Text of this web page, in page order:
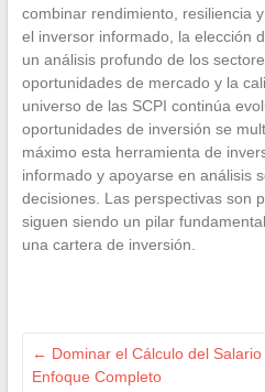
combinar rendimiento, resiliencia
el inversor informado, la elección
un análisis profundo de los
oportunidades de mercado y la
universo de las SCPI continúa
oportunidades de inversión se
máximo esta herramienta de
informado y apoyarse en análisis
decisiones. Las perspectivas son
siguen siendo un pilar
una cartera de inversión.
← Dominar el Cálculo del
Enfoque Completo